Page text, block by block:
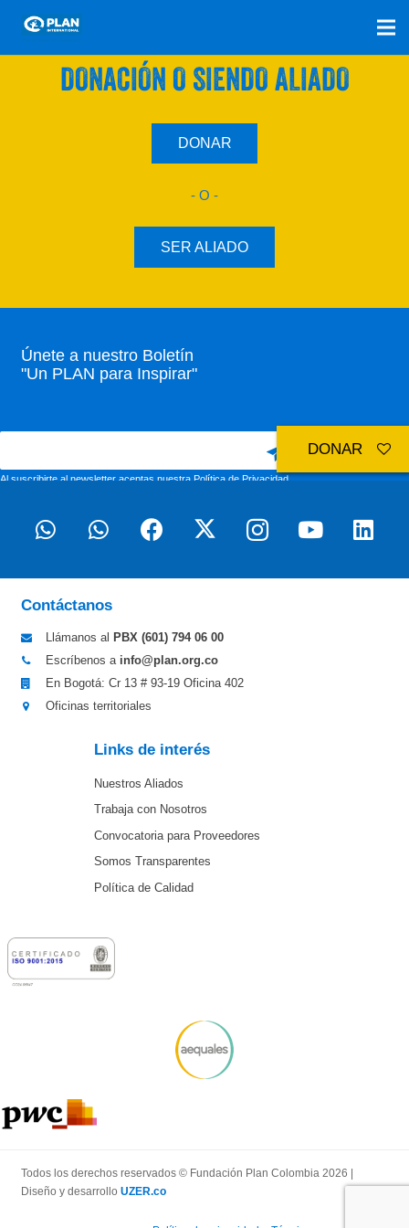
SÚMATE A NUESTRO PLAN CON UNA
DONACIÓN O SIENDO ALIADO
DONAR
- O -
SER ALIADO
Únete a nuestro Boletín
"Un PLAN para Inspirar"
Al suscribirte al newsletter aceptas nuestraPolítica de Privacidad
Contáctanos
Llámanos al PBX (601) 794 06 00
Escríbenos a info@plan.org.co
En Bogotá: Cr 13 # 93-19 Oficina 402
Oficinas territoriales
Links de interés
Nuestros Aliados
Trabaja con Nosotros
Convocatoria para Proveedores
Somos Transparentes
Política de Calidad
Todos los derechos reservados © Fundación Plan Colombia 2026 |
Diseño y desarrollo UZER.co
DONAR